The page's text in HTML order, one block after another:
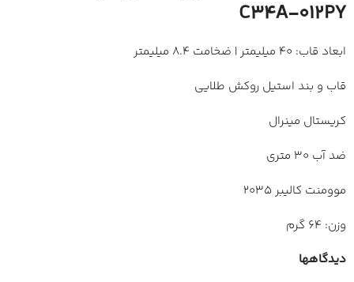
C34A-012PY
ابعاد قاب: 40 میلیمتر | ضخامت 8.4 میلیمتر
قاب و بند استیل روکش طلایی
کریستال مینرال
ضد آب 30 متری
موومنت کالیبر 2035
وزن: 64 گرم
دیدگاهها